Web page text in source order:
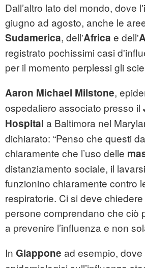
Dall’altro lato del mondo, dove
giugno ad agosto, anche le
Sudamerica, dell'Africa e dell'
registrato pochissimi casi
per il momento perplessi gli
Aaron Michael Milstone,
ospedaliero associato presso il
Hospital a Baltimora nel
dichiarato: “Penso che questi
chiaramente che l’uso delle
distanziamento sociale, il
funzionino chiaramente contro
respiratorie. Ci si deve
persone comprendano che ciò
a prevenire l’influenza e non
In Giappone ad esempio, dove